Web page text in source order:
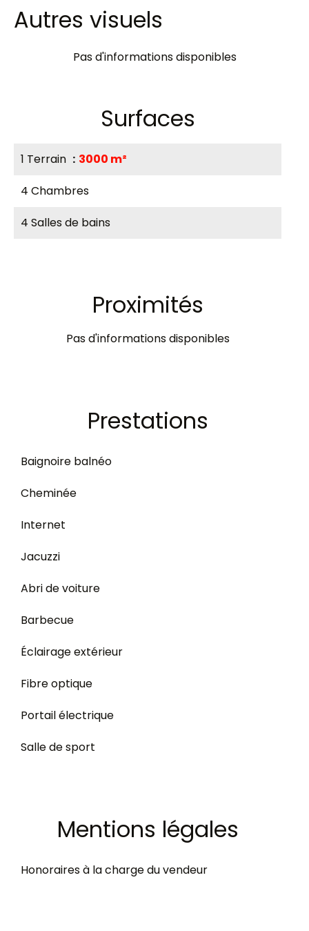
Autres visuels
Pas d'informations disponibles
Surfaces
1 Terrain
3000 m²
4 Chambres
4 Salles de bains
Proximités
Pas d'informations disponibles
Prestations
Baignoire balnéo
Cheminée
Internet
Jacuzzi
Abri de voiture
Barbecue
Éclairage extérieur
Fibre optique
Portail électrique
Salle de sport
Mentions légales
Honoraires à la charge du vendeur